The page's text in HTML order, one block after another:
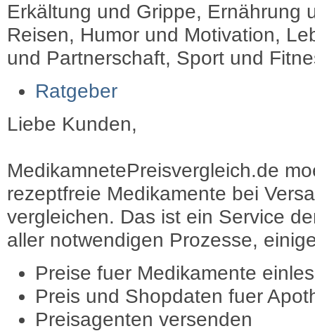
Erkältung und Grippe, Ernährung
Reisen, Humor und Motivation,
und Partnerschaft, Sport und
Ratgeber
Liebe Kunden,
MedikamnetePreisvergleich.de
rezeptfreie Medikamente bei
vergleichen. Das ist ein Service
aller notwendigen Prozesse,
Preise fuer Medikamente
Preis und Shopdaten fuer
Preisagenten versenden